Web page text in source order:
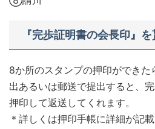
『完歩証明書の会長印』
8か所のスタンプの押印ができた
出あるいは郵送で提出すると、
押印して返送してくれます。
＊詳しくは押印手帳に詳細が記載